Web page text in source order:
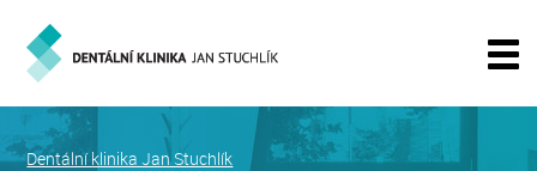
Dentální klinika Jan Stuchlík